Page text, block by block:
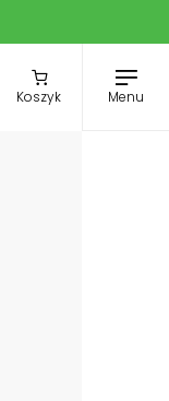
Koszyk Menu